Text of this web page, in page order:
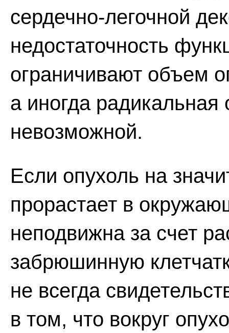
сердечно-легочной
недостаточность
ограничивают объем
а иногда
невозможной.
Если опухоль на
прорастает в
неподвижна за счет
забрюшинную
не всегда
в том, что вокруг